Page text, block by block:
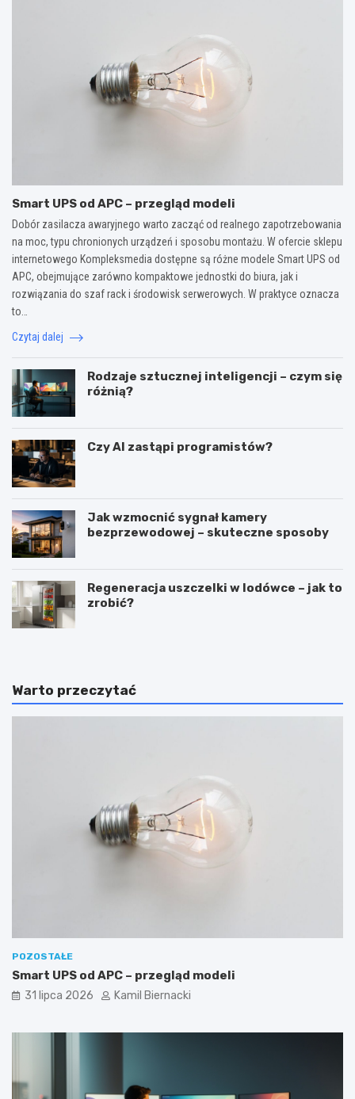
Smart UPS od APC – przegląd modeli
Dobór zasilacza awaryjnego warto zacząć od realnego zapotrzebowania
na moc, typu chronionych urządzeń i sposobu montażu. W ofercie sklepu
internetowego Kompleksmedia dostępne są różne modele Smart UPS od
APC, obejmujące zarówno kompaktowe jednostki do biura, jak i
rozwiązania do szaf rack i środowisk serwerowych. W praktyce oznacza
to…
Czytaj dalej
Rodzaje sztucznej inteligencji – czym się
różnią?
Czy AI zastąpi programistów?
Jak wzmocnić sygnał kamery
bezprzewodowej – skuteczne sposoby
Regeneracja uszczelki w lodówce – jak to
zrobić?
Warto przeczytać
POZOSTAŁE
Smart UPS od APC – przegląd modeli
31 lipca 2026 Kamil Biernacki